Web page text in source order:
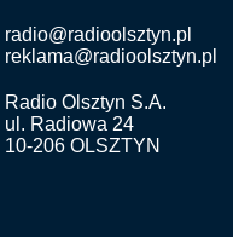
radio@radioolsztyn.pl
reklama@radioolsztyn.pl
Radio Olsztyn S.A.
ul. Radiowa 24
10-206 OLSZTYN